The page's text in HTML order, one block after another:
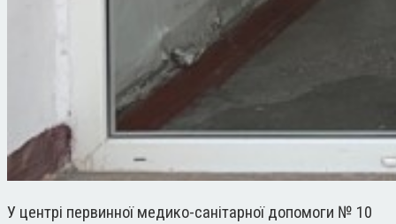
У центрі первинної медико-санітарної допомоги № 10